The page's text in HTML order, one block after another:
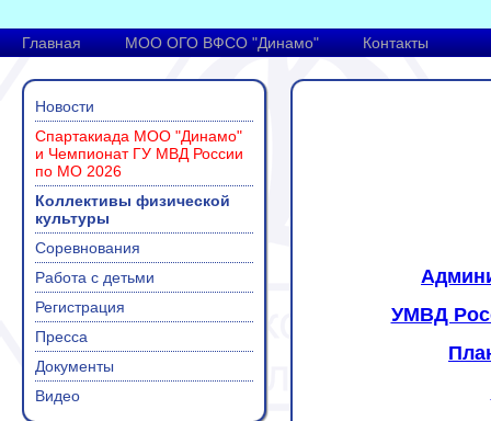
Главная МОО ОГО ВФСО "Динамо" Контакты
Новости
Спартакиада МОО "Динамо"
и Чемпионат ГУ МВД России
по МО 2026
Коллективы физической
культуры
Соревнования
Работа с детьми
Регистрация
Пресса
Документы
Видео
УМВД